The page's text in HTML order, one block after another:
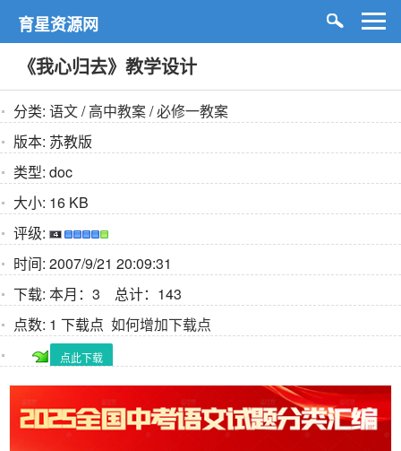
育星资源网
《我心归去》教学设计
分类: 语文/高中教案/必修一教案
版本: 苏教版
类型: doc
大小: 16 KB
评级:
时间: 2007/9/21 20:09:31
下载: 本月：3 总计：143
点数: 1 下载点 如何增加下载点
点此下载